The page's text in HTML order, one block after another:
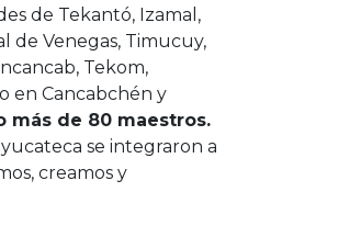
de Tekantó, Izamal,
de Venegas, Timucuy,
Tekom,
en Cancabchén y
más de 80 maestros.
se integraron a
creamos y